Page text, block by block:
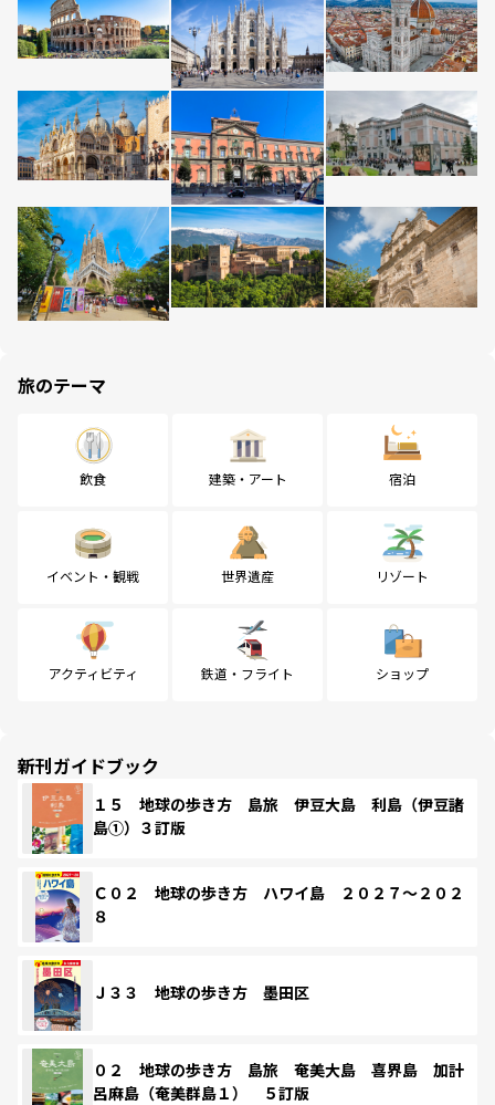
旅のテーマ
飲食 建築・アート 宿泊
イベント・観戦 世界遺産 リゾート
アクティビティ 鉄道・フライト ショップ
新刊ガイドブック
１５ 地球の歩き方 島旅 伊豆大島 利島（伊豆諸
島①）３訂版
Ｃ０２ 地球の歩き方 ハワイ島 ２０２７～２０２
８
Ｊ３３ 地球の歩き方 墨田区
０２ 地球の歩き方 島旅 奄美大島 喜界島 加計
呂麻島（奄美群島１） ５訂版